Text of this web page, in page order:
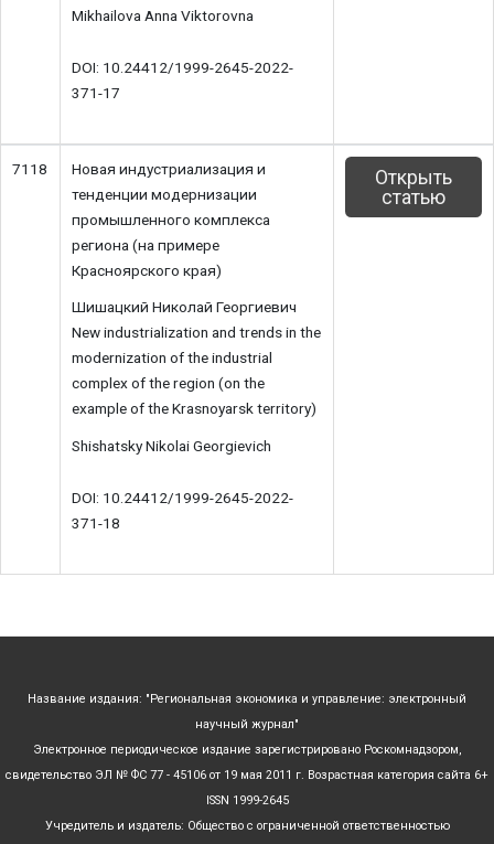
Mikhailova Anna Viktorovna
DOI: 10.24412/1999-2645-2022-
371-17
7118
Новая индустриализация и
тенденции модернизации
промышленного комплекса
региона (на примере
Красноярского края)
Шишацкий Николай Георгиевич
New industrialization and trends in the
modernization of the industrial
complex of the region (on the
example of the Krasnoyarsk territory)
Shishatsky Nikolai Georgievich
DOI: 10.24412/1999-2645-2022-
371-18
Открыть
статью
Название издания: "Региональная экономика и управление: электронный
научный журнал"
Электронное периодическое издание зарегистрировано Роскомнадзором,
свидетельство ЭЛ № ФС 77 - 45106 от 19 мая 2011 г. Возрастная категория сайта 6+
ISSN 1999-2645
Учредитель и издатель: Общество с ограниченной ответственностью